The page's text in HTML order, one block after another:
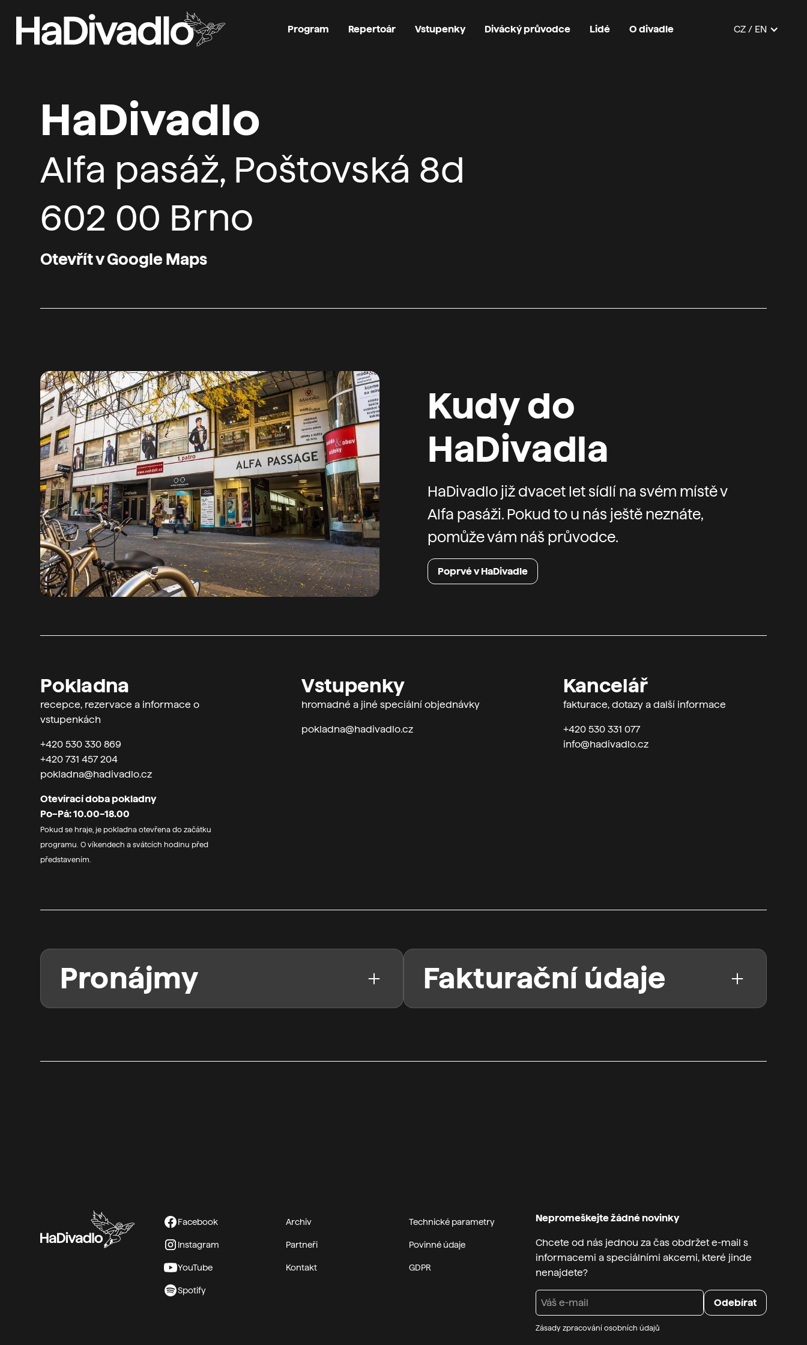
Program Repertoár Vstupenky Divácký průvodce Lidé O divadle CZ / EN
HaDivadlo
Alfa pasáž, Poštovská 8d
602 00 Brno
Otevřít v Google Maps
Kudy do
HaDivadla
HaDivadlo již dvacet let sídlí na svém místě v
Alfa pasáži. Pokud to u nás ještě neznáte,
pomůže vám náš průvodce.
Poprvé v HaDivadle
Pokladna
recepce, rezervace a informace o
vstupenkách
+420 530 330 869
+420 731 457 204
pokladna@hadivadlo.cz
Otevírací doba pokladny
Po–Pá: 10.00–18.00
Pokud se hraje, je pokladna otevřena do začátku
programu. O víkendech a svátcích hodinu před
představením.
Vstupenky
hromadné a jiné speciální objednávky
pokladna@hadivadlo.cz
Kancelář
fakturace, dotazy a další informace
+420 530 331 077
info@hadivadlo.cz
Pronájmy
náročný, např. taky nemáme zkušebnu, sál potřebujeme intenzivně
Fakturační údaje
Facebook
Instagram
YouTube
Spotify
Archiv
Partneři
Kontakt
Technické parametry
Povinné údaje
GDPR
Nepromeškejte žádné novinky
Chcete od nás jednou za čas obdržet e-mail s
informacemi a speciálními akcemi, které jinde
nenajdete?
Zásady zpracování osobních údajů